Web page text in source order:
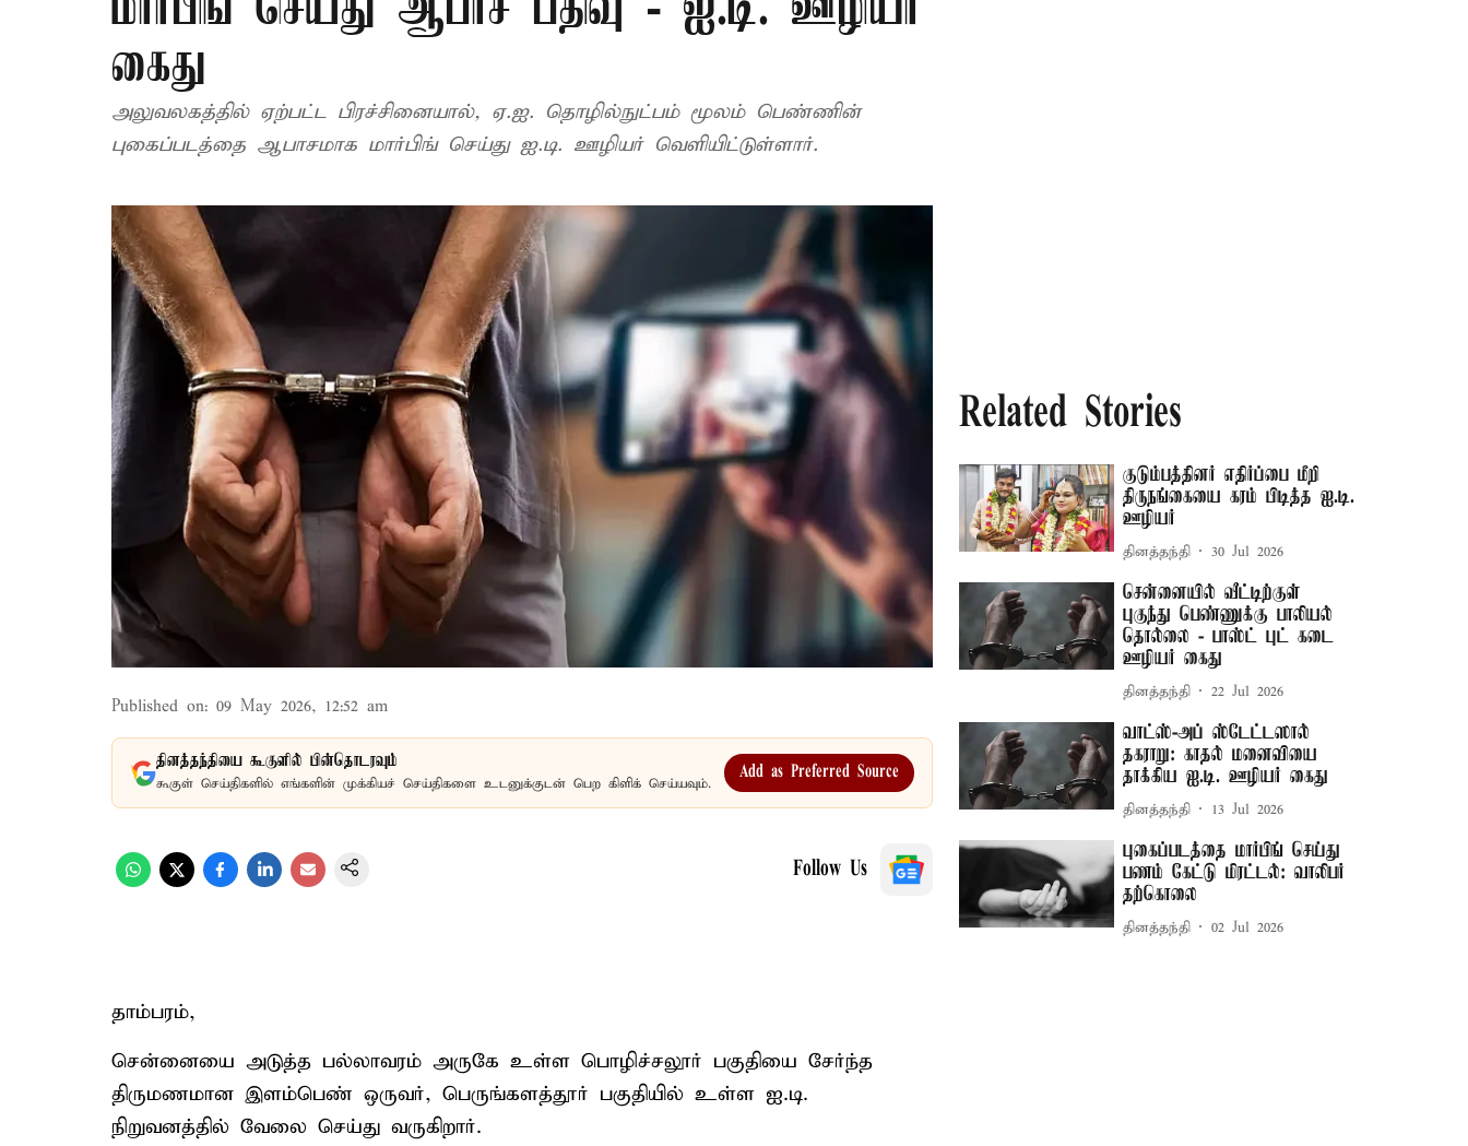
கைது
அலுவலகத்தில் ஏற்பட்ட பிரச்சினையால், ஏ.ஐ. தொழில்நுட்பம் மூலம் பெண்ணின்
புகைப்படத்தை ஆபாசமாக மார்பிங் செய்து ஐ.டி. ஊழியர் வெளியிட்டுள்ளார்.
Published on: 09 May 2026, 12:52 am
தினத்தந்தியை கூகுளில் பின்தொடரவும்
கூகுள் செய்திகளில் எங்களின் முக்கியச் செய்திகளை உடனுக்குடன் பெற கிளிக் செய்யவும்.
Add as Preferred Source
Follow Us
தாம்பரம்,
சென்னையை அடுத்த பல்லாவரம் அருகே உள்ள பொழிச்சலூர் பகுதியை சேர்ந்த
திருமணமான இளம்பெண் ஒருவர், பெருங்களத்தூர் பகுதியில் உள்ள ஐ.டி.
நிறுவனத்தில் வேலை செய்து வருகிறார்.
Related Stories
குடும்பத்தினர் எதிர்ப்பை மீறி
திருநங்கையை கரம் பிடித்த ஐ.டி.
ஊழியர்
தினத்தந்தி 30 Jul 2026
சென்னையில் வீட்டிற்குள்
புகுந்து பெண்ணுக்கு பாலியல்
தொல்லை - பாஸ்ட் புட் கடை
ஊழியர் கைது
தினத்தந்தி 22 Jul 2026
வாட்ஸ்-அப் ஸ்டேட்டஸால்
தகராறு: காதல் மனைவியை
தாக்கிய ஐ.டி. ஊழியர் கைது
தினத்தந்தி 13 Jul 2026
புகைப்படத்தை மார்பிங் செய்து
பணம் கேட்டு மிரட்டல்: வாலிபர்
தற்கொலை
தினத்தந்தி 02 Jul 2026